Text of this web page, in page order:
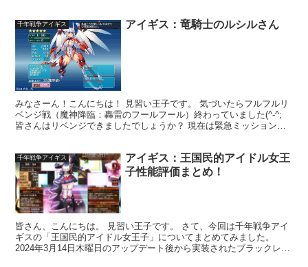
千年戦争アイギス アイギス：竜騎士のルシルさん
みなさーん！こんにちは！ 見習い王子です。 気づいたらフルフルリ
ベンジ戦（魔神降臨：轟雷のフールフール）終わっていました(^-^;
皆さんはリベンジできましたでしょうか？ 現在は緊急ミッション
千年戦争アイギス
アイギス：王国民的アイドル女王
子性能評価まとめ！
皆さん、こんにちは。 見習い王子です。 さて、今回は千年戦争アイ
ギスの「王国民的アイドル女王子」についてまとめてみました。
2024年3月14日木曜日のアップデート後から実装されたブラックレア